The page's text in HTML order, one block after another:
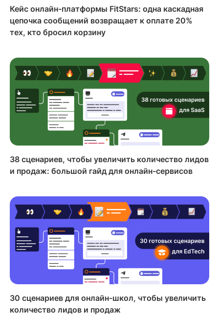
Кейс онлайн-платформы FitStars: одна каскадная
цепочка сообщений возвращает к оплате 20%
тех, кто бросил корзину
38 сценариев, чтобы увеличить количество лидов
и продаж: большой гайд для онлайн-сервисов
30 сценариев для онлайн-школ, чтобы увеличить
количество лидов и продаж